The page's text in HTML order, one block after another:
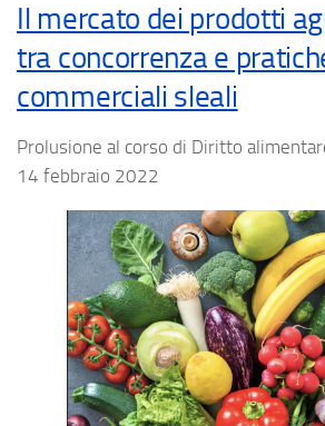
Il mercato dei prodotti
tra concorrenza e
commerciali sleali
Prolusione al corso di Diritto
14 febbraio 2022